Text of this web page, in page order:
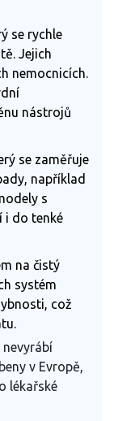
se rychle
Jejich
nemocnicích.
nástrojů
se zaměřuje
například
s
i do tenké
na čistý
systém
což
v Evropě,
lékařské